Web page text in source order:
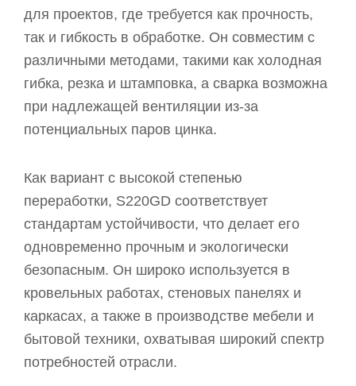
для проектов, где требуется как прочность,
так и гибкость в обработке. Он совместим с
различными методами, такими как холодная
гибка, резка и штамповка, а сварка возможна
при надлежащей вентиляции из-за
потенциальных паров цинка.
Как вариант с высокой степенью
переработки, S220GD соответствует
стандартам устойчивости, что делает его
одновременно прочным и экологически
безопасным. Он широко используется в
кровельных работах, стеновых панелях и
каркасах, а также в производстве мебели и
бытовой техники, охватывая широкий спектр
потребностей отрасли.